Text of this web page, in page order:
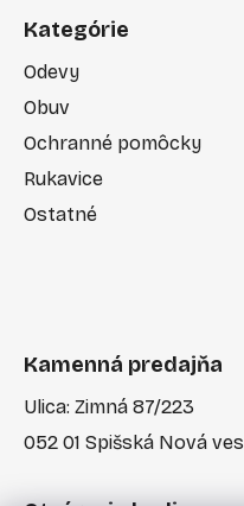
Kategórie
Odevy
Obuv
Ochranné pomôcky
Rukavice
Ostatné
Kamenná predajňa
Ulica: Zimná 87/223
052 01 Spišská Nová ves